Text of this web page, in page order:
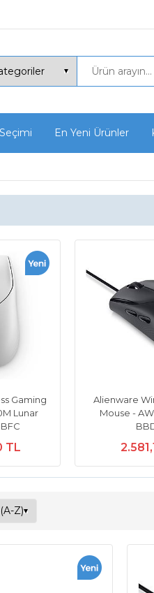
En Yeni Ürünler
Gaming
Lunar
TL
Alienware
Mouse -